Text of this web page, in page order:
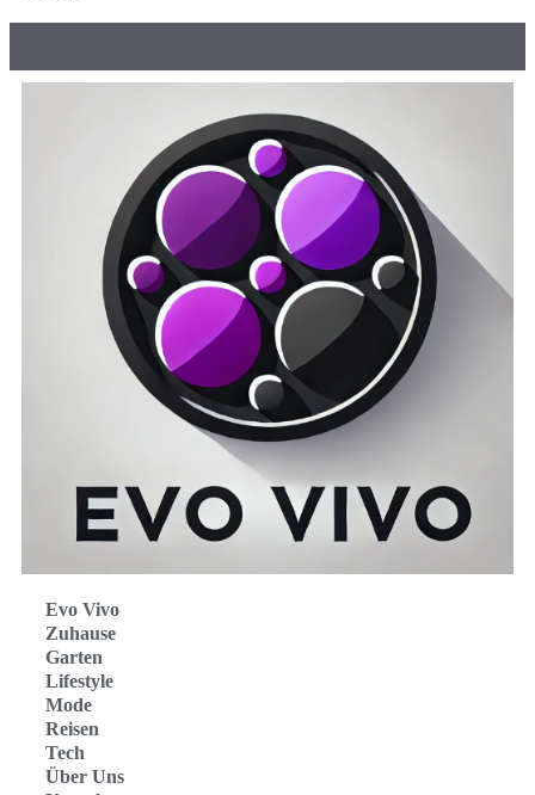
Evo Vivo
Zuhause
Garten
Lifestyle
Mode
Reisen
Tech
Über Uns